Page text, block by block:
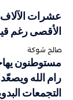
عشرات
الأقصى رغم
صالح شوكة
مستوطنون
رام الله
التجمعات